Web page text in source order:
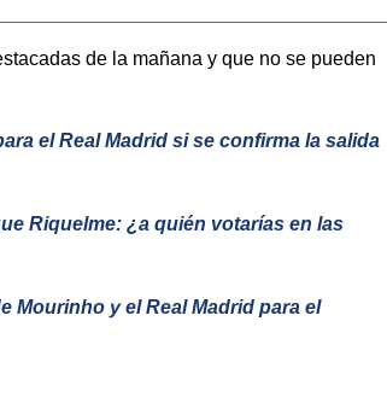
de la mañana y que no se pueden
el Real Madrid si se confirma la salida
Riquelme: ¿a quién votarías en las
Mourinho y el Real Madrid para el